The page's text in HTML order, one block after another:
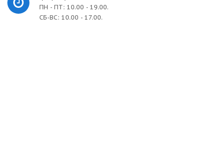
ПН - ПТ: 10.00 - 19.00.
СБ-ВС: 10.00 - 17.00.